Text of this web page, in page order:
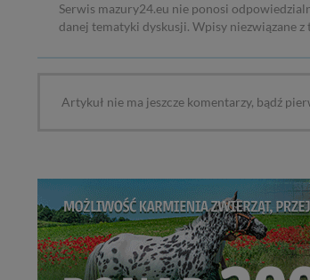
Serwis mazury24.eu nie ponosi
danej tematyki dyskusji. Wpisy niezwiązane
Artykuł nie ma jeszcze komentarzy, bądź